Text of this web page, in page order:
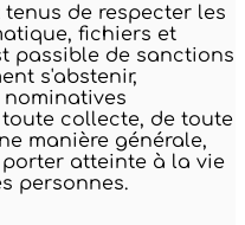
de respecter les
fichiers et
passible de sanctions
s'abstenir,
collecte, de toute
manière générale,
atteinte à la vie
personnes.